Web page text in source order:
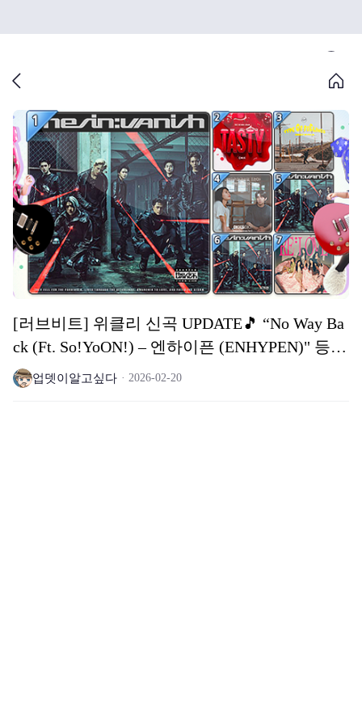
[러브비트] 위클리 신곡 UPDATE🎵 “No Way Ba
ck (Ft. So!YoON!) – 엔하이픈 (ENHYPEN)" 등 7
곡 업뎃이알고싶다 2026-02-20